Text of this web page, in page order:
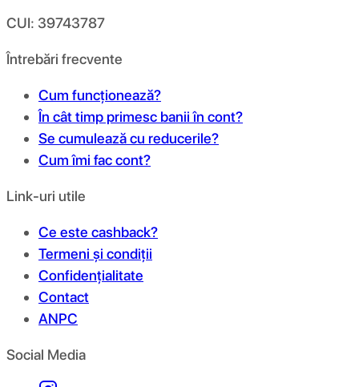
CUI: 39743787
Întrebări frecvente
Cum funcționează?
În cât timp primesc banii în cont?
Se cumulează cu reducerile?
Cum îmi fac cont?
Link-uri utile
Ce este cashback?
Termeni și condiții
Confidențialitate
Contact
ANPC
Social Media